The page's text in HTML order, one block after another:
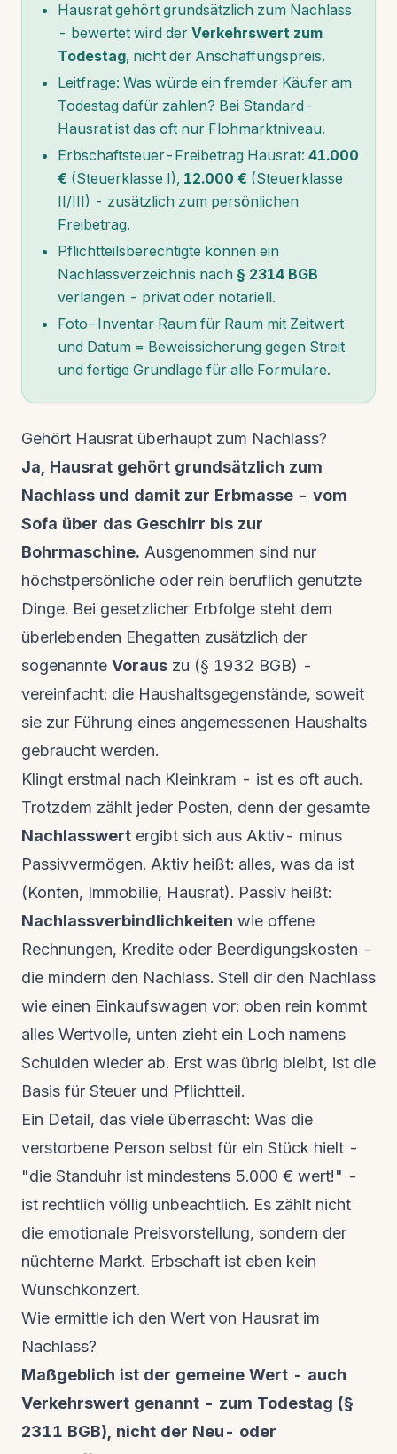
Hausrat gehört grundsätzlich zum Nachlass
- bewertet wird der Verkehrswert zum
Todestag, nicht der Anschaffungspreis.
Leitfrage: Was würde ein fremder Käufer am
Todestag dafür zahlen? Bei Standard-
Hausrat ist das oft nur Flohmarktniveau.
Erbschaftsteuer-Freibetrag Hausrat: 41.000
€ (Steuerklasse I), 12.000 € (Steuerklasse
II/III) - zusätzlich zum persönlichen
Freibetrag.
Pflichtteilsberechtigte können ein
Nachlassverzeichnis nach § 2314 BGB
verlangen - privat oder notariell.
Foto-Inventar Raum für Raum mit Zeitwert
und Datum = Beweissicherung gegen Streit
und fertige Grundlage für alle Formulare.
Gehört Hausrat überhaupt zum Nachlass?
Ja, Hausrat gehört grundsätzlich zum
Nachlass und damit zur Erbmasse - vom
Sofa über das Geschirr bis zur
Bohrmaschine. Ausgenommen sind nur
höchstpersönliche oder rein beruflich genutzte
Dinge. Bei gesetzlicher Erbfolge steht dem
überlebenden Ehegatten zusätzlich der
sogenannte Voraus zu (§ 1932 BGB) -
vereinfacht: die Haushaltsgegenstände, soweit
sie zur Führung eines angemessenen Haushalts
gebraucht werden.
Klingt erstmal nach Kleinkram - ist es oft auch.
Trotzdem zählt jeder Posten, denn der gesamte
Nachlasswert ergibt sich aus Aktiv- minus
Passivvermögen. Aktiv heißt: alles, was da ist
(Konten, Immobilie, Hausrat). Passiv heißt:
Nachlassverbindlichkeiten wie offene
Rechnungen, Kredite oder Beerdigungskosten -
die mindern den Nachlass. Stell dir den Nachlass
wie einen Einkaufswagen vor: oben rein kommt
alles Wertvolle, unten zieht ein Loch namens
Schulden wieder ab. Erst was übrig bleibt, ist die
Basis für Steuer und Pflichtteil.
Ein Detail, das viele überrascht: Was die
verstorbene Person selbst für ein Stück hielt -
"die Standuhr ist mindestens 5.000 € wert!" -
ist rechtlich völlig unbeachtlich. Es zählt nicht
die emotionale Preisvorstellung, sondern der
nüchterne Markt. Erbschaft ist eben kein
Wunschkonzert.
Wie ermittle ich den Wert von Hausrat im
Nachlass?
Maßgeblich ist der gemeine Wert - auch
Verkehrswert genannt - zum Todestag (§
2311 BGB), nicht der Neu- oder